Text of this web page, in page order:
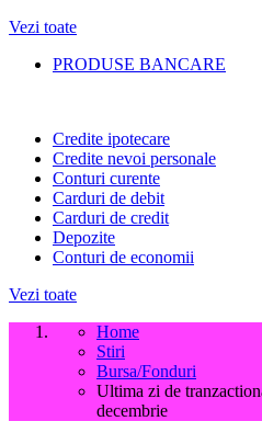
Vezi toate
PRODUSE BANCARE
Credite ipotecare
Credite nevoi personale
Conturi curente
Carduri de debit
Carduri de credit
Depozite
Conturi de economii
Vezi toate
Home
Stiri
Bursa/Fonduri
Ultima zi de
decembrie